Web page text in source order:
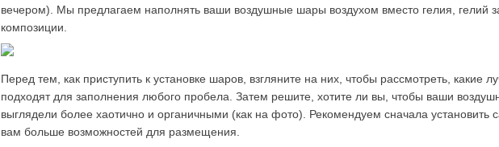
вечером). Мы предлагаем наполнять ваши воздушные шары воздухом вместо гелия, гелий
композиции.
Перед тем, как приступить к установке шаров, взгляните на них, чтобы рассмотреть, какие
подходят для заполнения любого пробела. Затем решите, хотите ли вы, чтобы ваши
выглядели более хаотично и органичными (как на фото). Рекомендуем сначала
вам больше возможностей для размещения.